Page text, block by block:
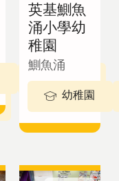
英基鰂魚
涌小學幼
稚園
鰂魚涌
幼稚園